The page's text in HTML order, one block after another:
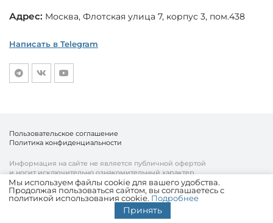
Адрес: Москва, Флотская улица 7, корпус 3, пом.438
Написать в Telegram
© «Fordent», 2010—2026
Комплексный подход к вашему бизнесу
Информация на сайте не является публичной офертой
и носит исключительно ознакомительный характер.
Пользовательское соглашение
Политика конфиденциальности
Мы используем файлы cookie для вашего удобства.
Продолжая пользоваться сайтом, вы соглашаетесь с
политикой использования cookie. Подробнее
Принять